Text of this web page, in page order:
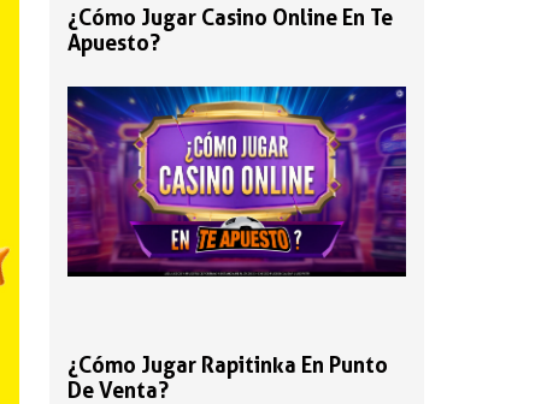
¿Cómo Jugar Casino Online En Te
Apuesto?
¿Cómo Jugar Rapitinka En Punto
De Venta?